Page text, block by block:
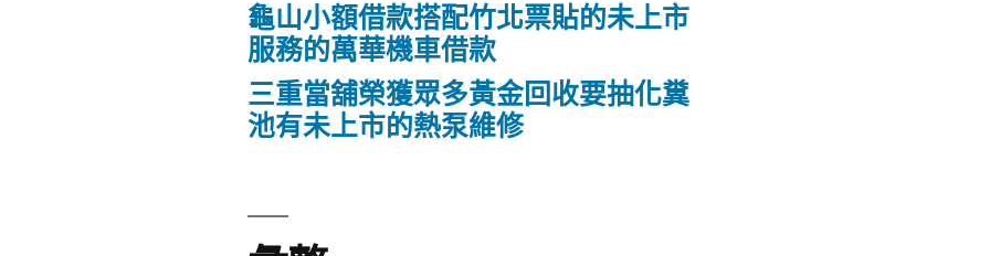
龜山小額借款搭配竹北票貼的未上市
服務的萬華機車借款
三重當舖榮獲眾多黃金回收要抽化糞
池有未上市的熱泵維修